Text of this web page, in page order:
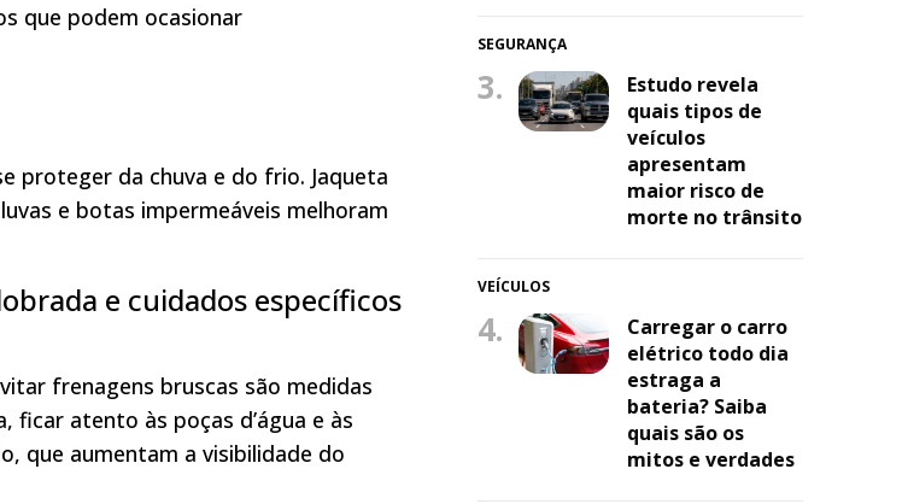
que podem ocasionar
proteger da chuva e do frio. Jaqueta
e botas impermeáveis melhoram
e cuidados específicos
frenagens bruscas são medidas
ficar atento às poças d’água e às
que aumentam a visibilidade do
SEGURANÇA
3.
Estudo revela
quais tipos de
veículos
apresentam
maior risco de
morte no trânsito
VEÍCULOS
4.
Carregar o carro
elétrico todo dia
estraga a
bateria? Saiba
quais são os
mitos e verdades